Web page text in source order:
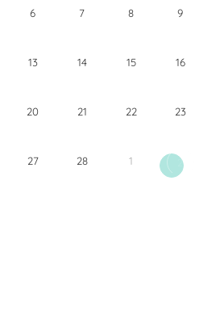
6 7 8 9
13 14 15 16
20 21 22 23
27 28 1 2